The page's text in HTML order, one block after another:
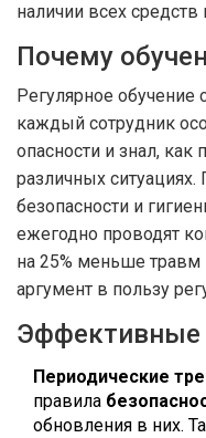
наличии всех
Почему
Регулярное обучение
каждый сотрудник
опасности и знал, как
различных
безопасности и
ежегодно проводят
на 25% меньше
аргумент в пользу
Эффективные
Периодические
правила
обновления в них.